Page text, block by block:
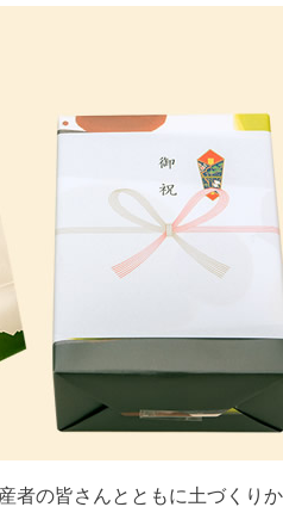
者の皆さんとともに土づくり